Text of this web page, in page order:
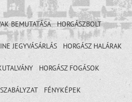
BEMUTATÁSA HORGÁSZBOLT
JEGYVÁSÁRLÁS HORGÁSZ HALÁRAK
HORGÁSZ FOGÁSOK
FÉNYKÉPEK